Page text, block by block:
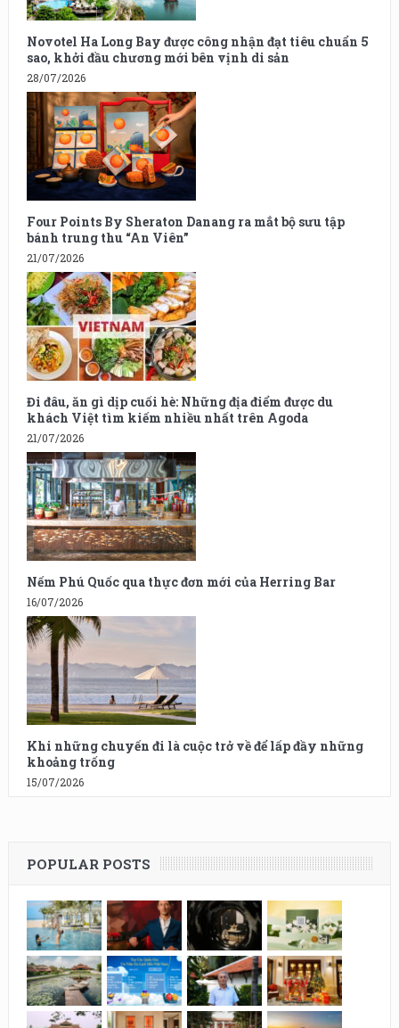
Novotel Ha Long Bay được công nhận đạt tiêu chuẩn 5
sao, khởi đầu chương mới bên vịnh di sản
28/07/2026
Four Points By Sheraton Danang ra mắt bộ sưu tập
bánh trung thu “An Viên”
21/07/2026
Đi đâu, ăn gì dịp cuối hè: Những địa điểm được du
khách Việt tìm kiếm nhiều nhất trên Agoda
21/07/2026
Nếm Phú Quốc qua thực đơn mới của Herring Bar
16/07/2026
Khi những chuyến đi là cuộc trở về để lấp đầy những
khoảng trống
15/07/2026
POPULAR POSTS